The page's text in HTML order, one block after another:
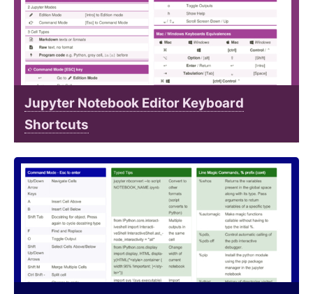
Jupyter Notebook Editor Keyboard
Shortcuts